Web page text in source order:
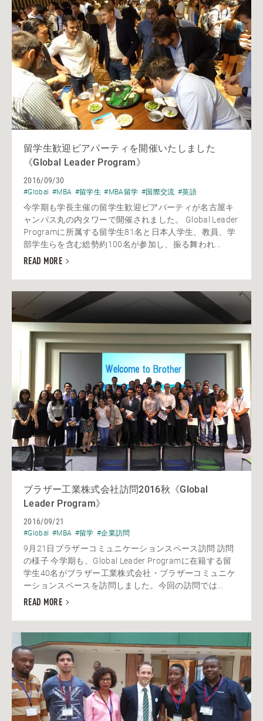
留学生歓迎ビアパーティを開催いたしました
《Global Leader Program》
2016/09/30
#Global #MBA #留学生 #MBA留学 #国際交流 #英語
今学期も学長主催の留学生歓迎ビアパーティが名古屋キ
ャンパス丸の内タワーで開催されました。 Global Leader
Programに所属する留学生81名と日本人学生、教員、学
部学生らを含む総勢約100名が参加し、振る舞われ...
READ MORE
ブラザー工業株式会社訪問2016秋《Global
Leader Program》
2016/09/21
#Global #MBA #留学 #企業訪問
9月21日ブラザーコミュニケーションスペース訪問 訪問
の様子 今学期も、Global Leader Programに在籍する留
学生40名がブラザー工業株式会社・ブラザーコミュニケ
ーションスペースを訪問しました。今回の訪問では...
READ MORE